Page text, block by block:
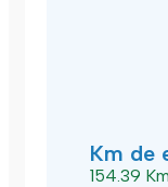
Km de
154.39 Km